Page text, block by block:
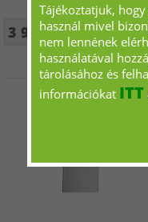
3 960 Ft+ÁFA - tól
Tájékoztatjuk,
használ mivel
nem lennének
használatával
tárolásához és
információkat ITT